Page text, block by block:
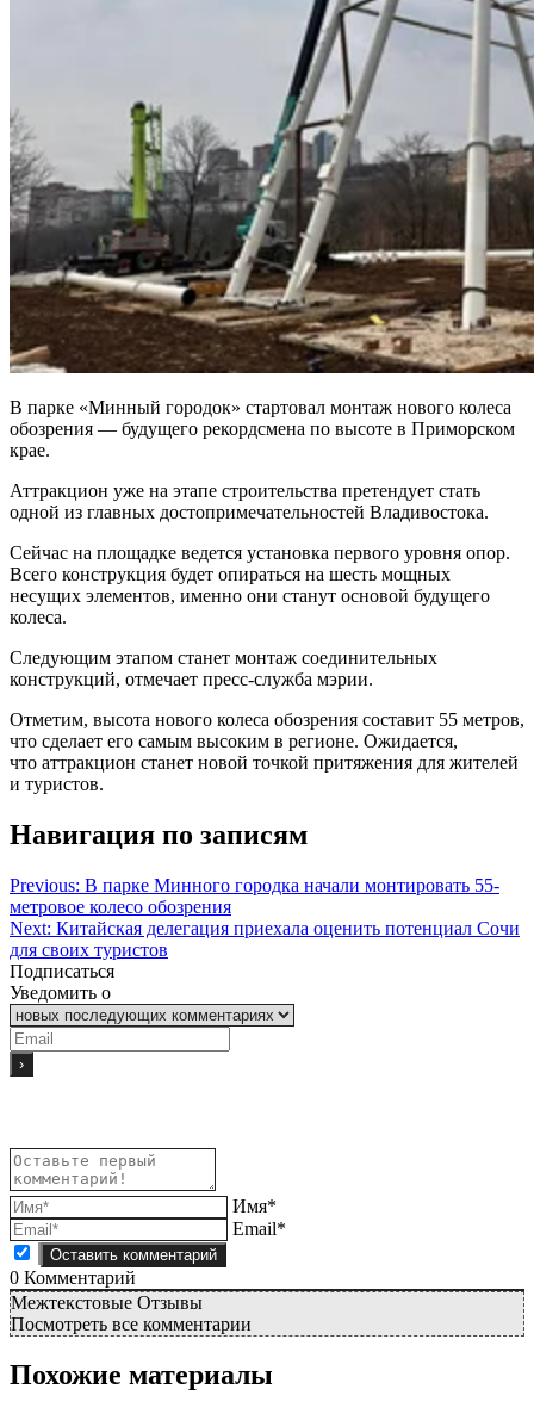
В парке «Минный городок» стартовал монтаж нового колеса
обозрения — будущего рекордсмена по высоте в Приморском
крае.
Аттракцион уже на этапе строительства претендует стать
одной из главных достопримечательностей Владивостока.
Сейчас на площадке ведется установка первого уровня опор.
Всего конструкция будет опираться на шесть мощных
несущих элементов, именно они станут основой будущего
колеса.
Следующим этапом станет монтаж соединительных
конструкций, отмечает пресс-служба мэрии.
Отметим, высота нового колеса обозрения составит 55 метров,
что сделает его самым высоким в регионе. Ожидается,
что аттракцион станет новой точкой притяжения для жителей
и туристов.
Навигация по записям
Previous: В парке Минного городка начали монтировать 55-
метровое колесо обозрения
Next: Китайская делегация приехала оценить потенциал Сочи
для своих туристов
Подписаться
Уведомить о
Имя*
Email*
0 Комментарий
Межтекстовые Отзывы
Посмотреть все комментарии
Похожие материалы